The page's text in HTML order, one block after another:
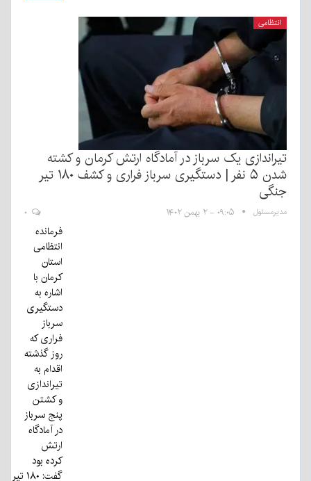
انتظامی
تیراندازی یک سرباز در آمادگاه ارتش کرمان و کشته
شدن ۵ نفر | دستگیری سرباز فراری و کشف ۱۸۰ تیر
جنگی
مدیرمسئول ۰۹:۰۵ - ۲ بهمن ۱۴۰۲
فرمانده
انتظامی
استان
کرمان با
اشاره به
دستگیری
سرباز
فراری که
روز گذشته
اقدام به
تیراندازی
و کشتن
پنج سرباز
در آمادگاه
ارتش
کرده بود
گفت: ۱۸۰ تیر